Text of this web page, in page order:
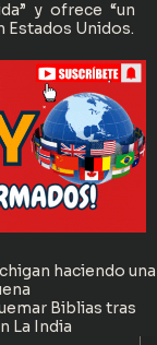
y ofrece “un
Estados Unidos.
haciendo una
Biblias tras
La India